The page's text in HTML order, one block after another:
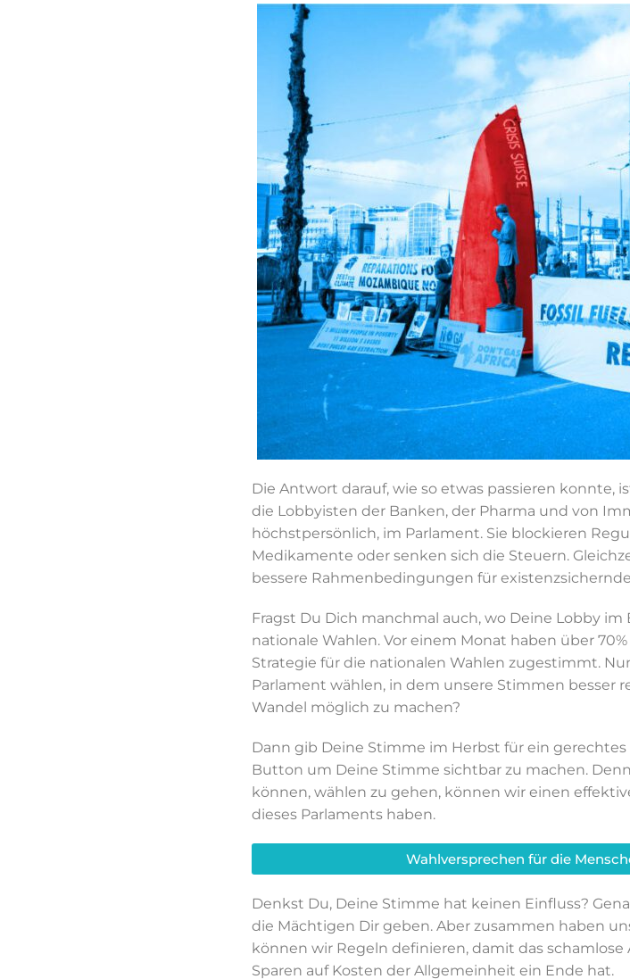
Die Antwort darauf, wie so etwas passieren konnte,
die Lobbyisten der Banken, der Pharma und von
höchstpersönlich, im Parlament. Sie blockieren
Medikamente oder senken sich die Steuern.
bessere Rahmenbedingungen für
Fragst Du Dich manchmal auch, wo Deine Lobby
nationale Wahlen. Vor einem Monat haben über
Strategie für die nationalen Wahlen zugestimmt.
Parlament wählen, in dem unsere Stimmen besser
Wandel möglich zu machen?
Dann gib Deine Stimme im Herbst für ein
Button um Deine Stimme sichtbar zu machen.
können, wählen zu gehen, können wir einen
dieses Parlaments haben.
Wahlversprechen für die
Denkst Du, Deine Stimme hat keinen Einfluss?
die Mächtigen Dir geben. Aber zusammen haben
können wir Regeln definieren, damit das
Sparen auf Kosten der Allgemeinheit ein Ende hat.